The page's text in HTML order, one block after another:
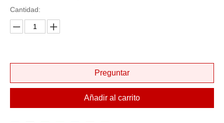
Cantidad:
Preguntar
Añadir al carrito